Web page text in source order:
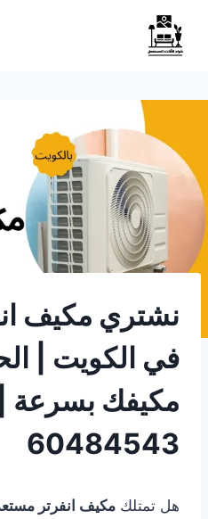
التجاوز
المحتوى
نشتري مكيف
في الكويت |
مكيفك بسرعة |
60484543
هل تمتلك مكيف انفرتر